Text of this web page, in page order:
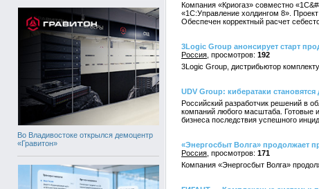
Во Владивостоке открылся демоцентр
«Гравитон»
Компания «Криогаз» совместно
«1С:Управление холдингом 8».
Обеспечен корректный расчет
3Logic Group анонсирует старт
Россия
192
3Logic Group, дистрибьютор
UDV Group: кибератаки
Российский разработчик решений в
компаний любого масштаба. Готовые
бизнеса последствия успешного
«Энергосбыт Волга» продолжает
Россия
171
Компания «Энергосбыт Волга»